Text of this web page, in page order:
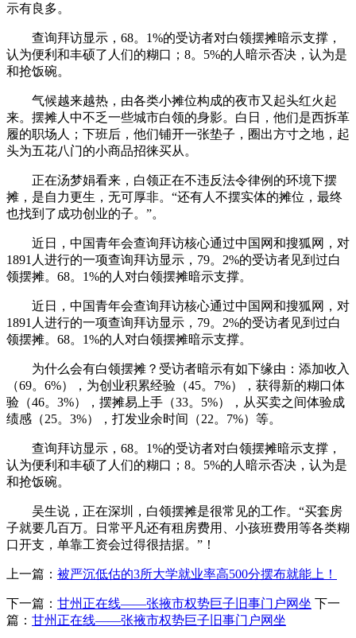
示有良多。
查询拜访显示，68。1%的受访者对白领摆摊暗示支撑，
认为便利和丰硕了人们的糊口；8。5%的人暗示否决，认为是
和抢饭碗。
气候越来越热，由各类小摊位构成的夜市又起头红火起
来。摆摊人中不乏一些城市白领的身影。白日，他们是西拆革
履的职场人；下班后，他们铺开一张垫子，圈出方寸之地，起
头为五花八门的小商品招徕买从。
正在汤梦娟看来，白领正在不违反法令律例的环境下摆
摊，是自力更生，无可厚非。“还有人不摆实体的摊位，最终
也找到了成功创业的子。”。
近日，中国青年会查询拜访核心通过中国网和搜狐网，对
1891人进行的一项查询拜访显示，79。2%的受访者见到过白
领摆摊。68。1%的人对白领摆摊暗示支撑。
近日，中国青年会查询拜访核心通过中国网和搜狐网，对
1891人进行的一项查询拜访显示，79。2%的受访者见到过白
领摆摊。68。1%的人对白领摆摊暗示支撑。
为什么会有白领摆摊？受访者暗示有如下缘由：添加收入
（69。6%），为创业积累经验（45。7%），获得新的糊口体
验（46。3%），摆摊易上手（33。5%），从买卖之间体验成
绩感（25。3%），打发业余时间（22。7%）等。
查询拜访显示，68。1%的受访者对白领摆摊暗示支撑，
认为便利和丰硕了人们的糊口；8。5%的人暗示否决，认为是
和抢饭碗。
吴生说，正在深圳，白领摆摊是很常见的工作。“买套房
子就要几百万。日常平凡还有租房费用、小孩班费用等各类糊
口开支，单靠工资会过得很拮据。”！
上一篇： 被严沉低估的3所大学就业率高500分摆布就能上！
下一篇： 甘州正在线——张掖市权势巨子旧事门户网坐 下一
篇： 甘州正在线——张掖市权势巨子旧事门户网坐